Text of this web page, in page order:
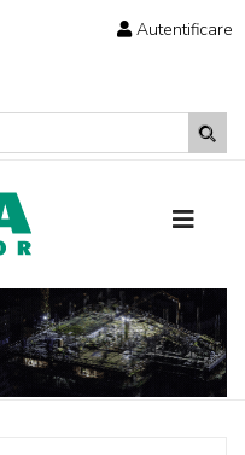
Autentificare